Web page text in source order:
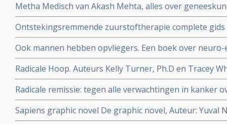
Metha Medisch van Akash Mehta, alles over
zakboekformaat. Topper voor studenten geneeskunde
Ontstekingsremmende zuurstoftherapie complete
gebruiken van natuurlijke zuurstoftherapie. Auteur
Ook mannen hebben opvliegers. Een boek over
Radicale Hoop. Auteurs Kelly Turner, Ph.D en Tracey
Radicale Remissie
Radicale remissie: tegen alle verwachtingen in kanker
Turner
Sapiens graphic novel De graphic novel, Auteur: Yuval
mensheid in stripverhaal